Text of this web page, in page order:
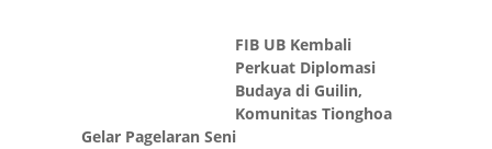
FIB UB Kembali
Perkuat Diplomasi
Budaya di Guilin,
Komunitas Tionghoa
Gelar Pagelaran Seni